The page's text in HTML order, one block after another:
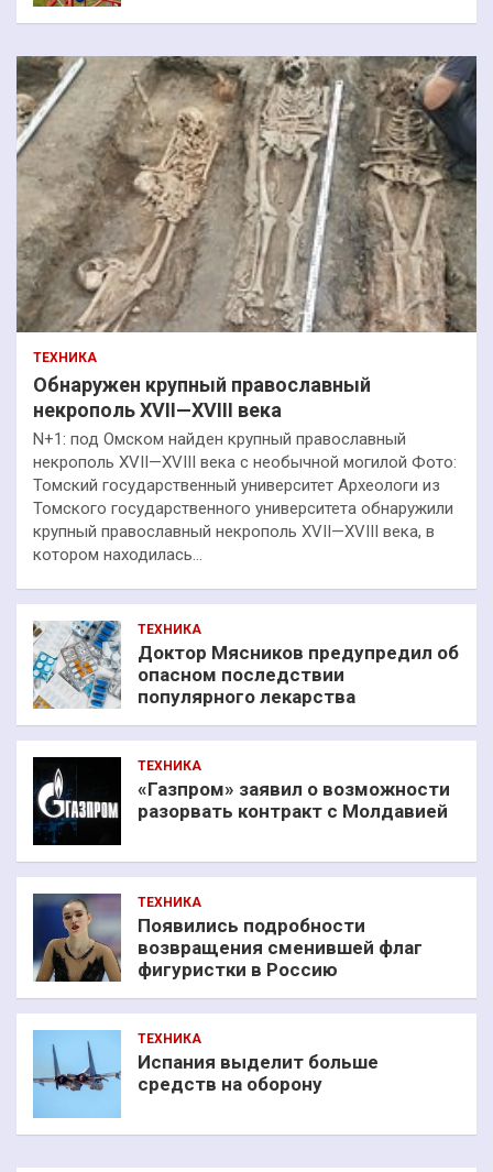
ТЕХНИКА
Обнаружен крупный православный
некрополь XVII—XVIII века
N+1: под Омском найден крупный православный
некрополь XVII—XVIII века с необычной могилой Фото:
Томский государственный университет Археологи из
Томского государственного университета обнаружили
крупный православный некрополь XVII—XVIII века, в
котором находилась…
ТЕХНИКА
Доктор Мясников предупредил об
опасном последствии
популярного лекарства
ТЕХНИКА
«Газпром» заявил о возможности
разорвать контракт с Молдавией
ТЕХНИКА
Появились подробности
возвращения сменившей флаг
фигуристки в Россию
ТЕХНИКА
Испания выделит больше
средств на оборону